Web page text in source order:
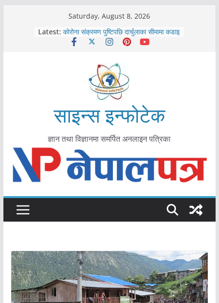
Saturday, August 8, 2026
Latest: काभ्रेपलाञ्चोकमा आयुर्वेद स्वास्थ्योपचारतर्फ
आकर्षण बढ्दै
कोरोना संक्रमण पुष्टिपछि दार्चुलाका सीमामा कडाइ
मकवानपुरमा खोरेत रोग विरुद्धको खोप लगाउन
आयुर्वेद चिकित्सा प्रणालीको भूमिका महत्वपूर्ण छ :
मुख्यमन्त्री शाह
साइन्स इन्फोटेक
ज्ञान तथा विज्ञानमा समर्पित अनलाइन पत्रिका